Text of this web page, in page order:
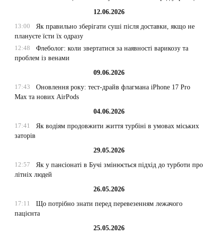
12.06.2026
13:00
Як правильно зберігати суші після доставки, якщо не
плануєте їсти їх одразу
12:48
Флеболог: коли звертатися за наявності варикозу та
проблем із венами
09.06.2026
17:43
Оновлення року: тест-драйв флагмана iPhone 17 Pro
Max та нових AirPods
04.06.2026
17:41
Як водіям продовжити життя турбіні в умовах міських
заторів
29.05.2026
12:57
Як у пансіонаті в Бучі змінюється підхід до турботи про
літніх людей
26.05.2026
17:11
Що потрібно знати перед перевезенням лежачого
пацієнта
25.05.2026